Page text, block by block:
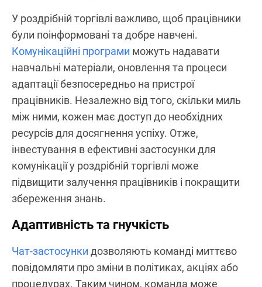
У роздрібній торгівлі важливо, щоб працівники
були поінформовані та добре навчені.
Комунікаційні програми можуть надавати
навчальні матеріали, оновлення та процеси
адаптації безпосередньо на пристрої
працівників. Незалежно від того, скільки миль
між ними, кожен має доступ до необхідних
ресурсів для досягнення успіху. Отже,
інвестування в ефективні застосунки для
комунікації у роздрібній торгівлі може
підвищити залучення працівників і покращити
збереження знань.
Адаптивність та гнучкість
Чат-застосунки дозволяють команді миттєво
повідомляти про зміни в політиках, акціях або
процедурах. Таким чином, команда може